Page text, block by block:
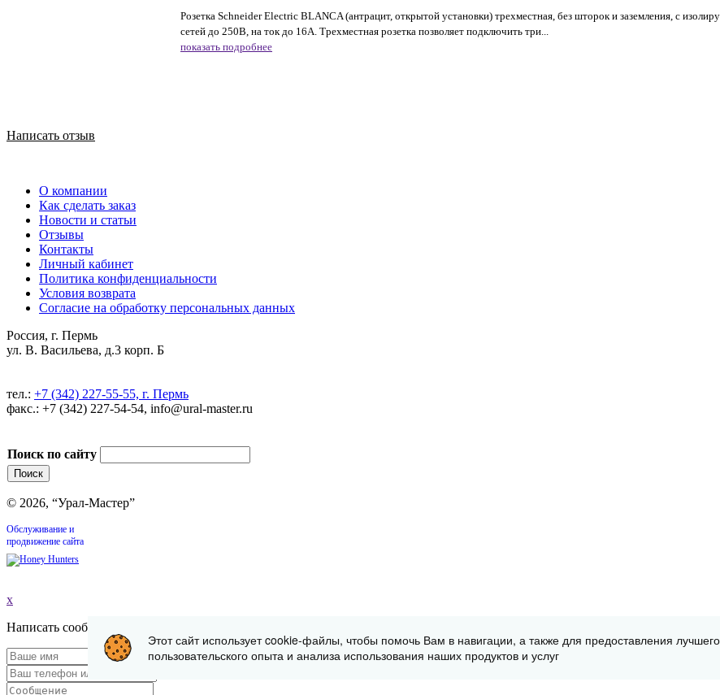
Розетка Schneider Electric BLANCA (антрацит, открытой установки) трехместная, без шторок и заземления, с
сетей до 250В, на ток до 16А. Трехместная розетка позволяет подключить три...
показать подробнее
Написать отзыв
О компании
Как сделать заказ
Новости и статьи
Отзывы
Контакты
Личный кабинет
Политика конфиденциальности
Условия возврата
Согласие на обработку персональных данных
Россия, г. Пермь
ул. В. Васильева, д.3 корп. Б
тел.: +7 (342) 227-55-55, г. Пермь
факс.: +7 (342) 227-54-54, info@ural-master.ru
Поиск по сайту
© 2026, “Урал-Мастер”
Обслуживание и
продвижение сайта
x
Написать сообщение
Этот сайт использует cookie-файлы, чтобы помочь Вам в навигации, а также для предоставления лучшего
пользовательского опыта и анализа использования наших продуктов и услуг